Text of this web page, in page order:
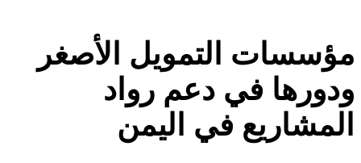
مؤسسات التمويل الأصغر
ودورها في دعم رواد
المشاريع في اليمن